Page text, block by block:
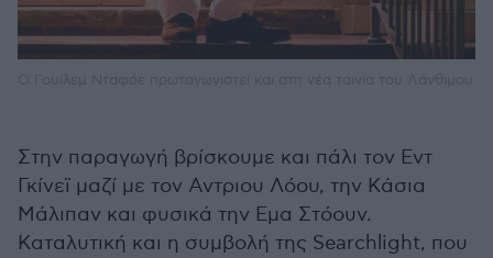
Στην παραγωγή βρίσκουμε και πάλι τον Εντ
Γκίνεϊ μαζί με τον Αντριου Λόου, την Κάσια
Μάλιπαν και φυσικά την Εμα Στόουν.
Καταλυτική και η συμβολή της Searchlight, που